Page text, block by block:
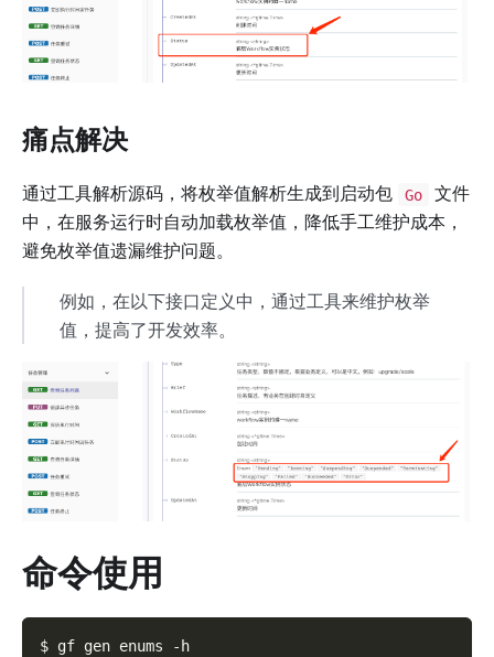
痛点解决
通过工具解析源码，将枚举值解析生成到启动包 Go
文件
中，在服务运行时自动加载枚举值，降低手工维护成本，
避免枚举值遗漏维护问题。
例如，在以下接口定义中，通过工具来维护枚举
值，提高了开发效率。
命令使用
$ gf gen enums -h